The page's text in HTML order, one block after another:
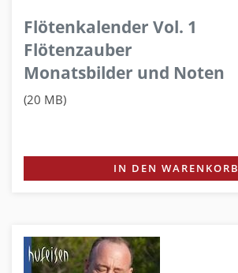
Flötenkalender Vol. 1
Flötenzauber
Monatsbilder und Noten
(20 MB)
IN DEN WARENKORB